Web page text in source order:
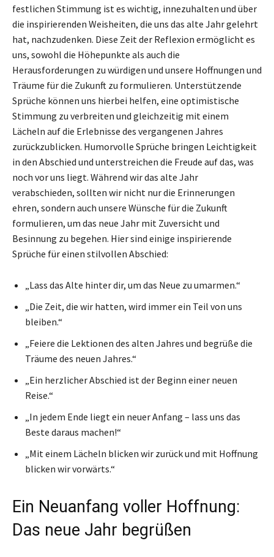
festlichen Stimmung ist es wichtig, innezuhalten und über
die inspirierenden Weisheiten, die uns das alte Jahr gelehrt
hat, nachzudenken. Diese Zeit der Reflexion ermöglicht es
uns, sowohl die Höhepunkte als auch die
Herausforderungen zu würdigen und unsere Hoffnungen und
Träume für die Zukunft zu formulieren. Unterstützende
Sprüche können uns hierbei helfen, eine optimistische
Stimmung zu verbreiten und gleichzeitig mit einem
Lächeln auf die Erlebnisse des vergangenen Jahres
zurückzublicken. Humorvolle Sprüche bringen Leichtigkeit
in den Abschied und unterstreichen die Freude auf das, was
noch vor uns liegt. Während wir das alte Jahr
verabschieden, sollten wir nicht nur die Erinnerungen
ehren, sondern auch unsere Wünsche für die Zukunft
formulieren, um das neue Jahr mit Zuversicht und
Besinnung zu begehen. Hier sind einige inspirierende
Sprüche für einen stilvollen Abschied:
„Lass das Alte hinter dir, um das Neue zu umarmen.“
„Die Zeit, die wir hatten, wird immer ein Teil von uns
bleiben.“
„Feiere die Lektionen des alten Jahres und begrüße die
Träume des neuen Jahres.“
„Ein herzlicher Abschied ist der Beginn einer neuen
Reise.“
„In jedem Ende liegt ein neuer Anfang – lass uns das
Beste daraus machen!“
„Mit einem Lächeln blicken wir zurück und mit Hoffnung
blicken wir vorwärts.“
Ein Neuanfang voller Hoffnung:
Das neue Jahr begrüßen